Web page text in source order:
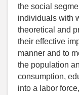
the social
individuals with
theoretical and
their effective
manner and to
the population
consumption,
into a labor